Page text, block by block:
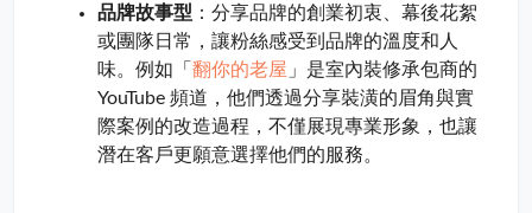
品牌故事型 ：分享品牌的創業初衷、幕後花絮
或團隊日常，讓粉絲感受到品牌的溫度和人
味。例如「 翻你的老屋 」是室內裝修承包商的
YouTube 頻道，他們透過分享裝潢的眉角與實
際案例的改造過程，不僅展現專業形象，也讓
潛在客戶更願意選擇他們的服務。